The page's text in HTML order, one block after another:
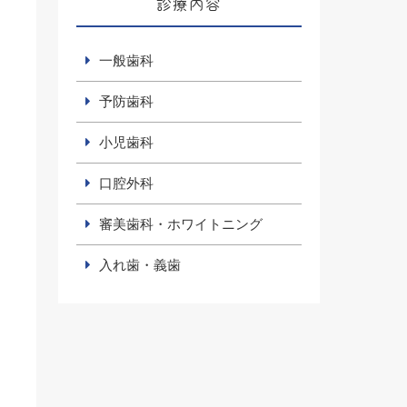
診療内容
一般歯科
予防歯科
小児歯科
口腔外科
審美歯科・ホワイトニング
入れ歯・義歯